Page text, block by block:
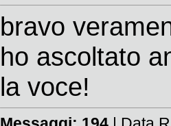
bravo
ho ascoltato
la voce!